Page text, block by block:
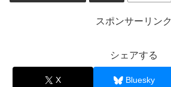
スポンサーリンク
シェアする
X Bluesky